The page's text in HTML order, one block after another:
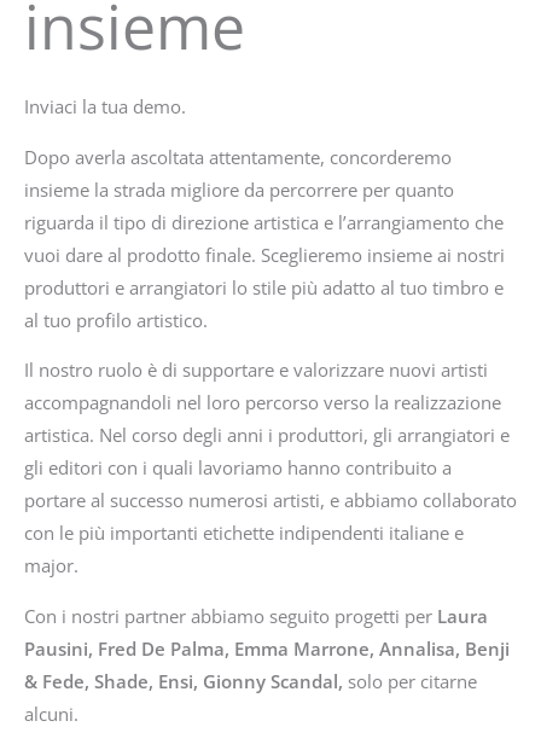
insieme
Inviaci la tua demo.
Dopo averla ascoltata attentamente, concorderemo
insieme la strada migliore da percorrere per quanto
riguarda il tipo di direzione artistica e l’arrangiamento che
vuoi dare al prodotto finale. Sceglieremo insieme ai nostri
produttori e arrangiatori lo stile più adatto al tuo timbro e
al tuo profilo artistico.
Il nostro ruolo è di supportare e valorizzare nuovi artisti
accompagnandoli nel loro percorso verso la realizzazione
artistica. Nel corso degli anni i produttori, gli arrangiatori e
gli editori con i quali lavoriamo hanno contribuito a
portare al successo numerosi artisti, e abbiamo collaborato
con le più importanti etichette indipendenti italiane e
major.
Con i nostri partner abbiamo seguito progetti per Laura
Pausini, Fred De Palma, Emma Marrone, Annalisa, Benji
& Fede, Shade, Ensi, Gionny Scandal, solo per citarne
alcuni.